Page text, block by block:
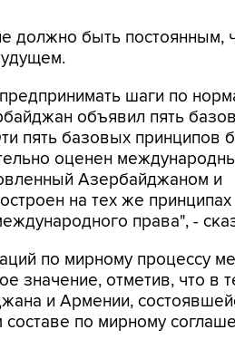
должно быть постоянным,
шаги по
объявил пять
пять базовых принципов
оценен
Азербайджаном и
на тех же принципах
права", -
по мирному процессу
отметив, что в
и Армении,
по мирному